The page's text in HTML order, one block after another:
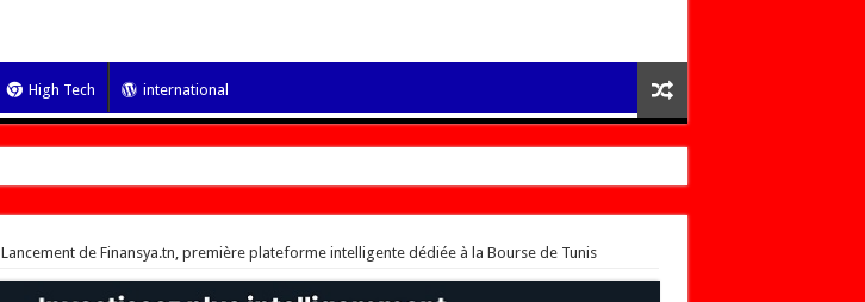
High Tech international
Lancement de Finansya.tn, première plateforme intelligente dédiée à la Bourse de Tunis